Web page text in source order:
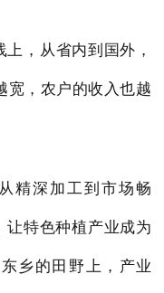
，从省内到国外，
宽，农户的收入也越
精深加工到市场畅
让特色种植产业成为
乡的田野上，产业